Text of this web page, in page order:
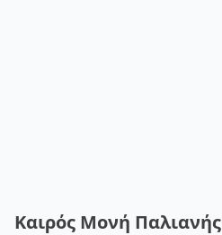
Καιρός Μονή Παλιανής